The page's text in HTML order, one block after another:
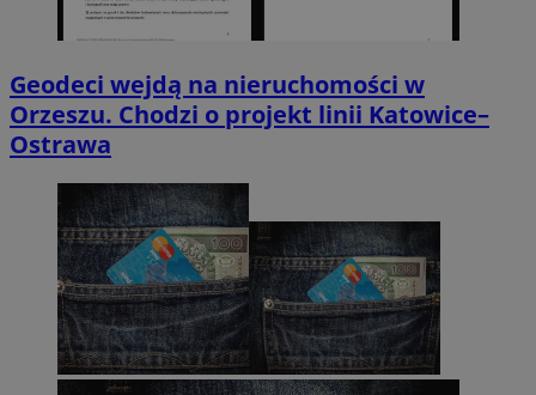
Geodeci wejdą na nieruchomości w
Orzeszu. Chodzi o projekt linii Katowice–
Ostrawa